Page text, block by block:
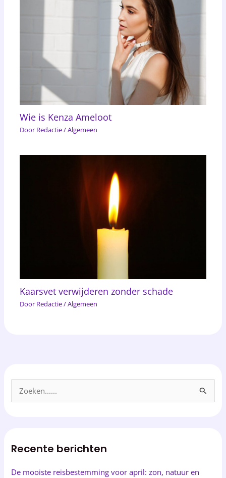
Wie is Kenza Ameloot
Door Redactie/Algemeen
Kaarsvet verwijderen zonder schade
Door Redactie/Algemeen
e
Recente berichten
De mooiste reisbestemming voor april: zon, natuur en